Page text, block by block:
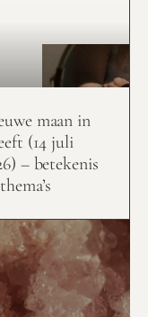
maan in
(14 juli
– betekenis